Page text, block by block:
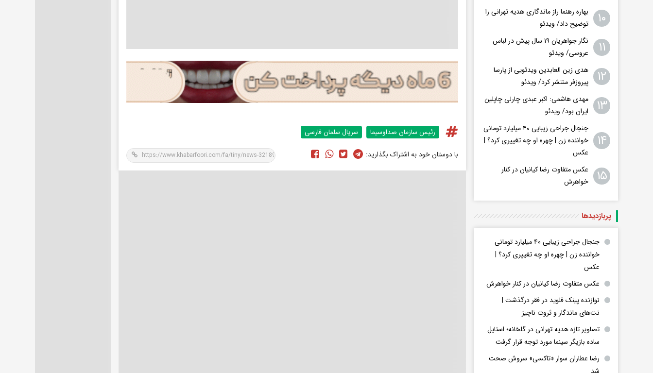
رئیس سازمان صداوسیما سریال سلمان فارسی
با دوستان خود به اشتراک بگذارید:
۱۰
بهاره رهنما راز ماندگاری هدیه تهرانی را
توضیح داد/ ویدئو
۱۱
نگار جواهریان ۱۹ سال پیش در لباس
عروسی/ ویدئو
۱۲
هدی زین العابدین ویدئویی از پارسا
پیروزفر منتشر کرد/ ویدئو
۱۳
مهدی هاشمی: اکبر عبدی چارلی چاپلین
ایران بود/ ویدئو
۱۴
جنجال جراحی زیبایی ۴۰ میلیارد تومانی
خواننده زن | چهره او چه تغییری کرد؟ |
عکس
۱۵
عکس متفاوت رضا کیانیان در کنار
خواهرش
پربازدید‌ها
جنجال جراحی زیبایی ۴۰ میلیارد تومانی
خواننده زن | چهره او چه تغییری کرد؟ |
عکس
عکس متفاوت رضا کیانیان در کنار خواهرش
نوازنده پینک فلوید در فقر درگذشت |
نت‌های ماندگار و ثروت ناچیز
تصاویر تازه هدیه تهرانی در گلخانه؛ استایل
ساده بازیگر سینما مورد توجه قرار گرفت
رضا عطاران سوار «تاکسی» سروش صحت